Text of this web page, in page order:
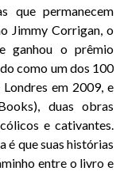
que permanecem
Jimmy Corrigan, o
ganhou o prêmio
como um dos 100
em 2009, e
duas obras
e cativantes.
é que suas histórias
entre o livro e